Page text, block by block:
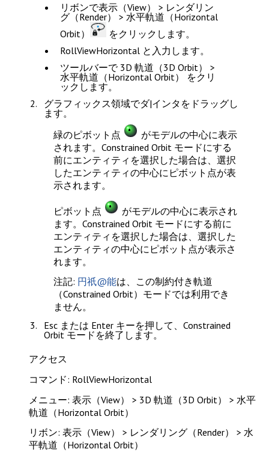
リボンで表示（View） > レンダリン
グ（Render） > 水平軌道（Horizontal
Orbit）
をクリックします。
RollViewHorizontal と入力します。
ツールバーで 3D 軌道（3D Orbit） >
水平軌道（Horizontal Orbit）
をクリ
ックします。
グラフィックス領域でダ|インタをドラッグし
ます。
緑のピボット点
がモデルの中心に表示
されます。Constrained Orbit モードにする
前にエンティティを選択した場合は、選択
したエンティティの中心にピボット点が表
示されます。
ピボット点
がモデルの中心に表示され
ます。Constrained Orbit モードにする前に
エンティティを選択した場合は、選択した
エンティティの中心にピボット点が表示さ
れます。
注記: 円祇@能は、この制約付き軌道
（Constrained Orbit）モードでは利用でき
ません。
Esc または Enter キーを押して、Constrained
Orbit モードを終了します。
アクセス
コマンド: RollViewHorizontal
メニュー: 表示（View） > 3D 軌道（3D Orbit） > 水平
軌道（Horizontal Orbit）
リボン: 表示（View） > レンダリング（Render） > 水
平軌道（Horizontal Orbit）